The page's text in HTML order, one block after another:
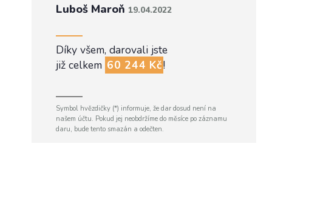
Luboš Maroň 19.04.2022
Díky všem, darovali jste
již celkem 60 244 Kč!
Symbol hvězdičky (*) informuje, že dar dosud není na
našem účtu. Pokud jej neobdržíme do měsíce po záznamu
daru, bude tento smazán a odečten.